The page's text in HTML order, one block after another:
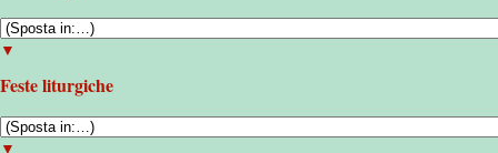
▼
Feste liturgiche
▼